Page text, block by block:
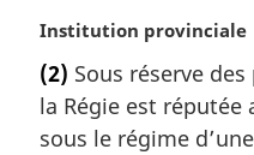
N
t
e
m
Institution provinciale
(2) Sous réserve
la Régie est
sous le régime